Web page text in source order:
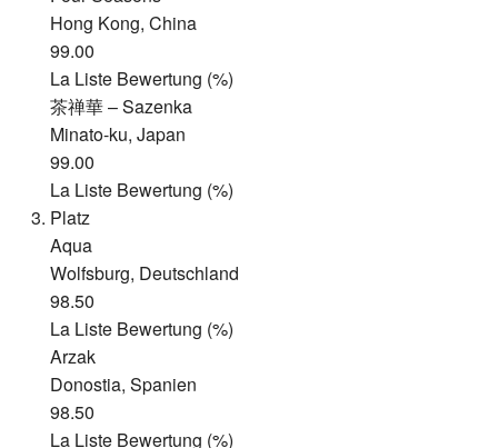
Hong Kong, China
99.00
La Liste Bewertung (%)
茶禅華 – Sazenka
Minato-ku, Japan
99.00
La Liste Bewertung (%)
Platz
Aqua
Wolfsburg, Deutschland
98.50
La Liste Bewertung (%)
Arzak
Donostia, Spanien
98.50
La Liste Bewertung (%)